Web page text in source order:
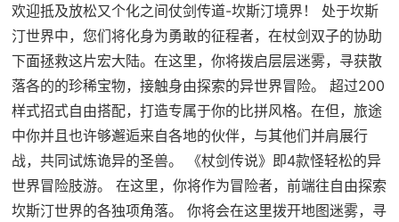
欢迎抵及放松又个化之间仗剑传道-坎斯汀境界！ 处于坎斯
汀世界中，您们将化身为勇敢的征程者，在杖剑双子的协助
下面拯救这片宏大陆。在这里，你将拨启层层迷雾，寻获散
落各的的珍稀宝物，接触身由探索的异世界冒险。 超过200
样式招式自由搭配，打造专属于你的比拼风格。在但，旅途
中你并且也许够邂逅来自各地的伙伴，与其他们并肩展行
战，共同试炼诡异的圣兽。 《杖剑传说》即4款怪轻松的异
世界冒险肢游。 在这里，你将作为冒险者，前端往自由探索
坎斯汀世界的各独项角落。 你将会在这里拨开地图迷雾，寻